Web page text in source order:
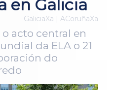
en Galicia
GaliciaXa | ACoruñaXa
o acto central en
da ELA o 21
do